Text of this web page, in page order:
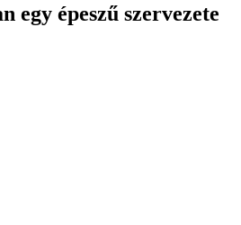
egy épeszű szervezete